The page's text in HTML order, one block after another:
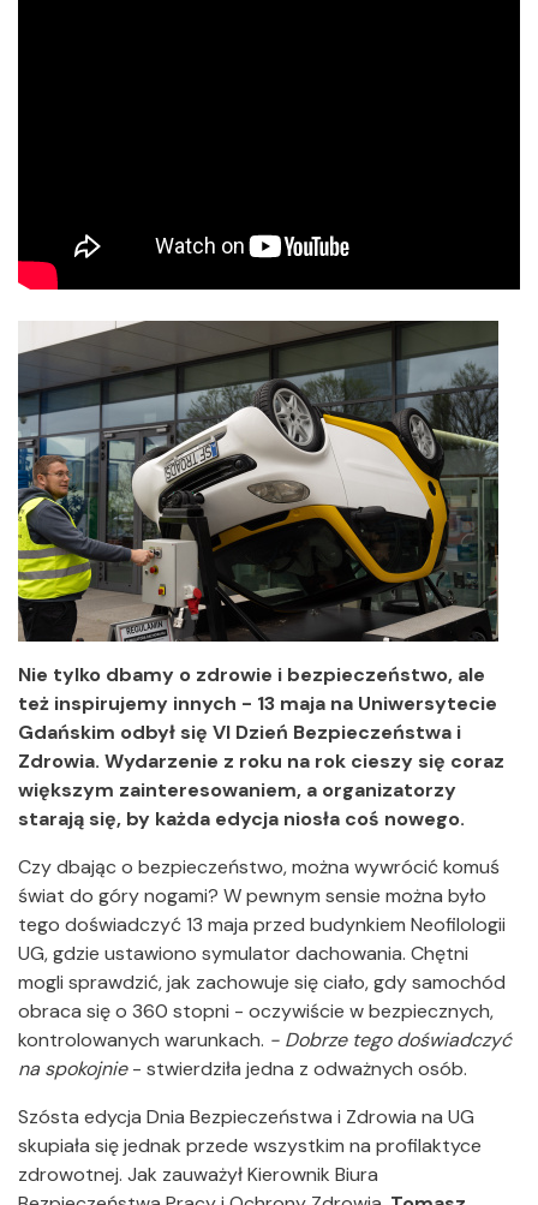
Nie tylko dbamy o zdrowie i bezpieczeństwo, ale
też inspirujemy innych - 13 maja na Uniwersytecie
Gdańskim odbył się VI Dzień Bezpieczeństwa i
Zdrowia. Wydarzenie z roku na rok cieszy się coraz
większym zainteresowaniem, a organizatorzy
starają się, by każda edycja niosła coś nowego.
Czy dbając o bezpieczeństwo, można wywrócić komuś
świat do góry nogami? W pewnym sensie można było
tego doświadczyć 13 maja przed budynkiem Neofilologii
UG, gdzie ustawiono symulator dachowania. Chętni
mogli sprawdzić, jak zachowuje się ciało, gdy samochód
obraca się o 360 stopni - oczywiście w bezpiecznych,
kontrolowanych warunkach. - Dobrze tego doświadczyć
na spokojnie- stwierdziła jedna z odważnych osób.
Szósta edycja Dnia Bezpieczeństwa i Zdrowia na UG
skupiała się jednak przede wszystkim na profilaktyce
zdrowotnej. Jak zauważył Kierownik Biura